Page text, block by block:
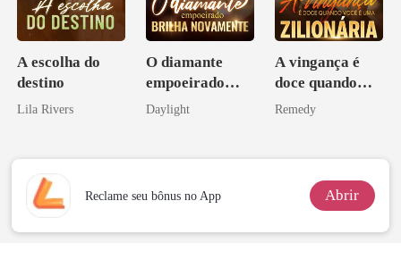
A escolha do
destino
Lila Rivers
O diamante
empoeirado
brilha
Daylight
A vingança é
doce quando
você é uma
Remedy
Reclame seu bônus no App Abrir